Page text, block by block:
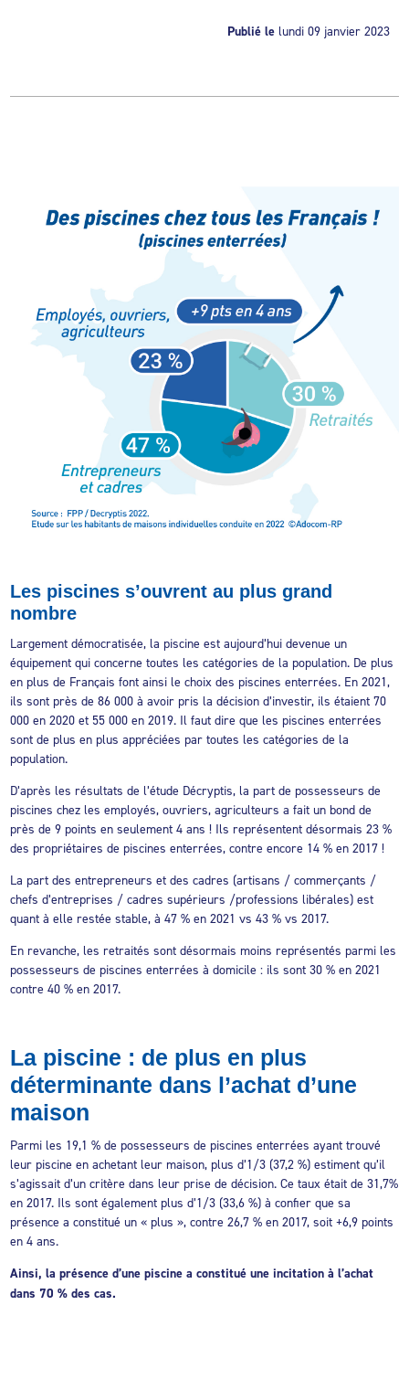
Publié le lundi 09 janvier 2023
Les piscines s’ouvrent au plus grand
nombre
Largement démocratisée, la piscine est aujourd’hui devenue un
équipement qui concerne toutes les catégories de la population. De plus
en plus de Français font ainsi le choix des piscines enterrées. En 2021,
ils sont près de 86 000 à avoir pris la décision d’investir, ils étaient 70
000 en 2020 et 55 000 en 2019. Il faut dire que les piscines enterrées
sont de plus en plus appréciées par toutes les catégories de la
population.
D’après les résultats de l’étude Décryptis, la part de possesseurs de
piscines chez les employés, ouvriers, agriculteurs a fait un bond de
près de 9 points en seulement 4 ans ! Ils représentent désormais 23 %
des propriétaires de piscines enterrées, contre encore 14 % en 2017 !
La part des entrepreneurs et des cadres (artisans / commerçants /
chefs d’entreprises / cadres supérieurs /professions libérales) est
quant à elle restée stable, à 47 % en 2021 vs 43 % vs 2017.
En revanche, les retraités sont désormais moins représentés parmi les
possesseurs de piscines enterrées à domicile : ils sont 30 % en 2021
contre 40 % en 2017.
La piscine : de plus en plus
déterminante dans l’achat d’une
maison
Parmi les 19,1 % de possesseurs de piscines enterrées ayant trouvé
leur piscine en achetant leur maison, plus d’1/3 (37,2 %) estiment qu’il
s’agissait d’un critère dans leur prise de décision. Ce taux était de 31,7%
en 2017. Ils sont également plus d’1/3 (33,6 %) à confier que sa
présence a constitué un « plus », contre 26,7 % en 2017, soit +6,9 points
en 4 ans.
Ainsi, la présence d’une piscine a constitué une incitation à l’achat
dans 70 % des cas.